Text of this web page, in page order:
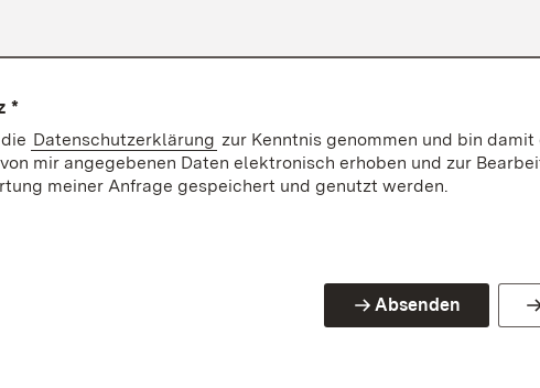
*
Datenschutzerklärung zur Kenntnis genommen und bin damit
mir angegebenen Daten elektronisch erhoben und zur
meiner Anfrage gespeichert und genutzt werden.
Absenden